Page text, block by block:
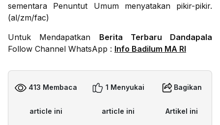
sementara Penuntut Umum menyatakan pikir-pikir.
(al/zm/fac)
Untuk Mendapatkan Berita Terbaru Dandapala
Follow Channel WhatsApp : Info Badilum MA RI
413 Membaca
article ini
1 Menyukai
article ini
Bagikan
Artikel ini